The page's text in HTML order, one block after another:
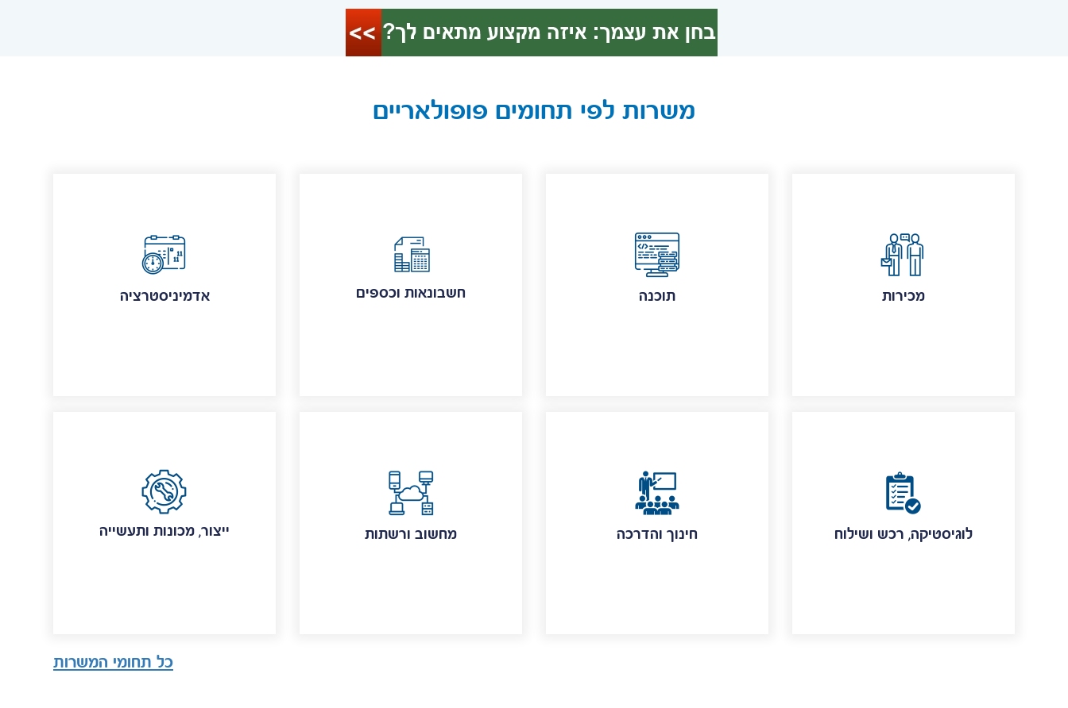
משרות לפי תחומים פופולאריים
אדמיניסטרציה חשבונאות וכספים תוכנה מכירות
ייצור, מכונות ותעשייה מחשוב ורשתות חינוך והדרכה לוגיסטיקה, רכש ושילוח
כל תחומי המשרות